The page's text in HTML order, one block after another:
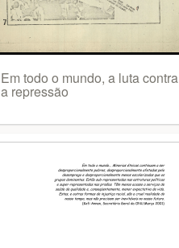
Em todo o mundo, a luta contra
a repressão